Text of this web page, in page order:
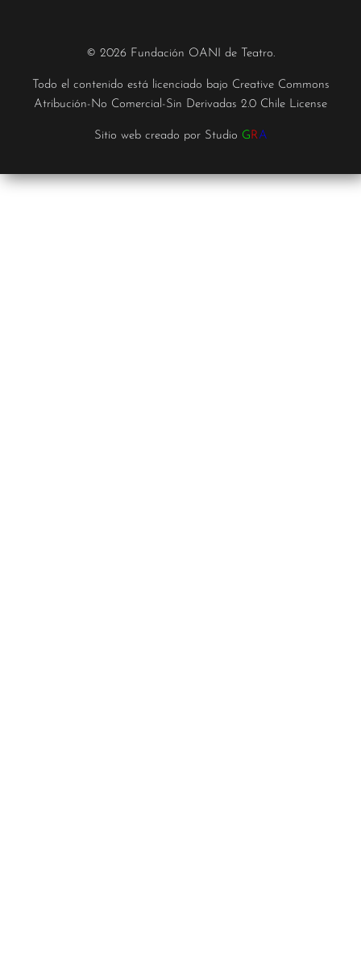
© 2026 Fundación OANI de Teatro.
Todo el contenido está licenciado bajo Creative Commons
Atribución-No Comercial-Sin Derivadas 2.0 Chile License
Sitio web creado por Studio GRA